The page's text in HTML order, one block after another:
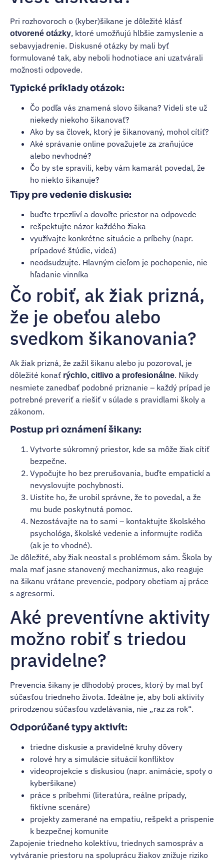
Pri rozhovoroch o (kyber)šikane je dôležité klásť
otvorené otázky, ktoré umožňujú hlbšie zamyslenie a
sebavyjadrenie. Diskusné otázky by mali byť
formulované tak, aby neboli hodnotiace ani uzatvárali
možnosti odpovede.
Typické príklady otázok:
Čo podľa vás znamená slovo šikana? Videli ste už
niekedy niekoho šikanovať?
Ako by sa človek, ktorý je šikanovaný, mohol cítiť?
Aké správanie online považujete za zraňujúce
alebo nevhodné?
Čo by ste spravili, keby vám kamarát povedal, že
ho niekto šikanuje?
Tipy pre vedenie diskusie:
buďte trpezliví a dovoľte priestor na odpovede
rešpektujte názor každého žiaka
využívajte konkrétne situácie a príbehy (napr.
prípadové štúdie, videá)
neodsudzujte. Hlavným cieľom je pochopenie, nie
hľadanie vinníka
Čo robiť, ak žiak prizná,
že je obeťou alebo
svedkom šikanovania?
Ak žiak prizná, že zažil šikanu alebo ju pozoroval, je
dôležité konať rýchlo, citlivo a profesionálne. Nikdy
nesmiete zanedbať podobné priznanie – každý prípad je
potrebné preveriť a riešiť v súlade s pravidlami školy a
zákonom.
Postup pri oznámení šikany:
Vytvorte súkromný priestor, kde sa môže žiak cítiť
bezpečne.
Vypočujte ho bez prerušovania, buďte empatickí a
nevyslovujte pochybnosti.
Uistite ho, že urobil správne, že to povedal, a že
mu bude poskytnutá pomoc.
Nezostávajte na to sami – kontaktujte školského
psychológa, školské vedenie a informujte rodiča
(ak je to vhodné).
Je dôležité, aby žiak neostal s problémom sám. Škola by
mala mať jasne stanovený mechanizmus, ako reaguje
na šikanu vrátane prevencie, podpory obetiam aj práce
s agresormi.
Aké preventívne aktivity
možno robiť s triedou
pravidelne?
Prevencia šikany je dlhodobý proces, ktorý by mal byť
súčasťou triedneho života. Ideálne je, aby boli aktivity
prirodzenou súčasťou vzdelávania, nie „raz za rok“.
Odporúčané typy aktivít:
triedne diskusie a pravidelné kruhy dôvery
rolové hry a simulácie situácií konfliktov
videoprojekcie s diskusiou (napr. animácie, spoty o
kyberšikane)
práce s príbehmi (literatúra, reálne prípady,
fiktívne scenáre)
projekty zamerané na empatiu, rešpekt a prispenie
k bezpečnej komunite
Zapojenie triedneho kolektívu, triednych samospráv a
vytváranie priestoru na spoluprácu žiakov znižuje riziko